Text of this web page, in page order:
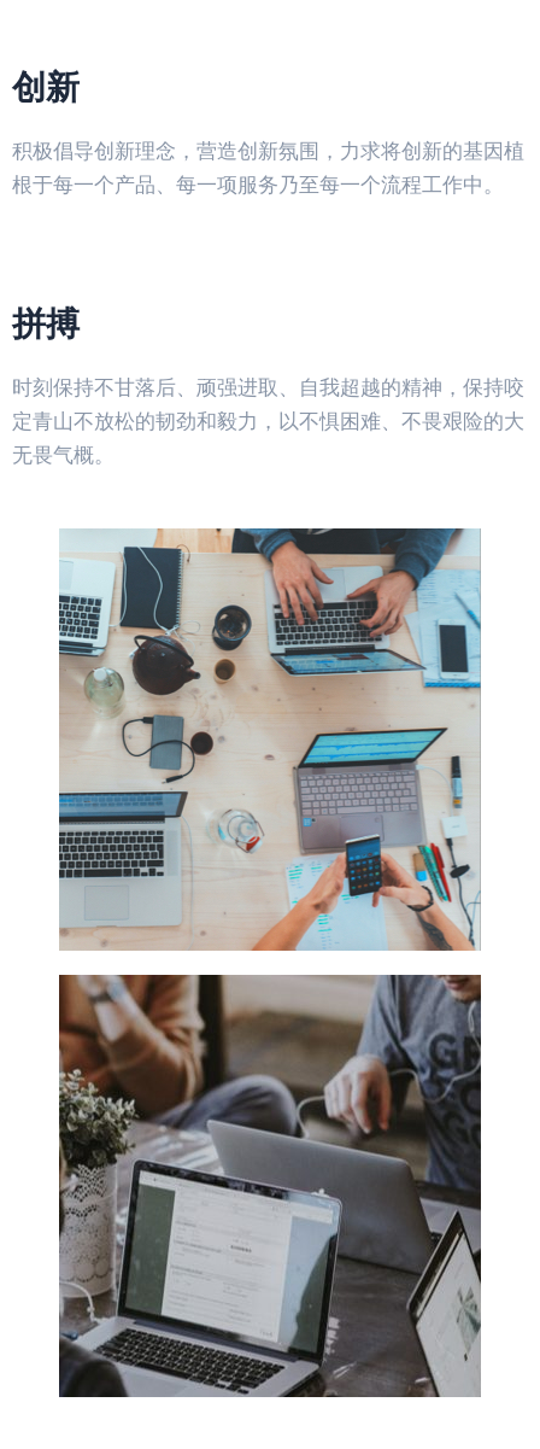
创新
积极倡导创新理念，营造创新氛围，力求将创新的基因植
根于每一个产品、每一项服务乃至每一个流程工作中。
拼搏
时刻保持不甘落后、顽强进取、自我超越的精神，保持咬
定青山不放松的韧劲和毅力，以不惧困难、不畏艰险的大
无畏气概。